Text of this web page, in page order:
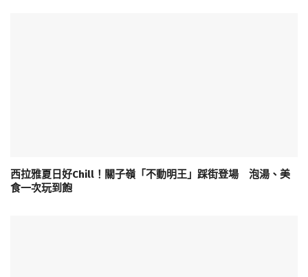
西拉雅夏日好Chill！關子嶺「不動明王」踩街登場 泡湯、美
食一次玩到飽